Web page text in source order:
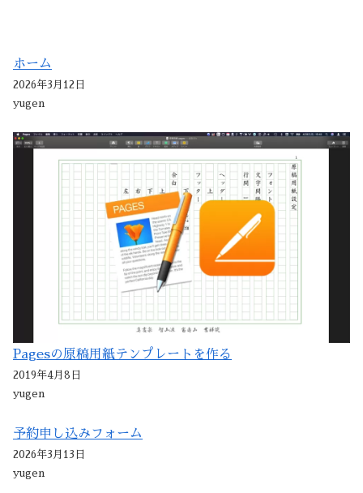
ホーム
2026年3月12日
yugen
Pagesの原稿用紙テンプレートを作る
2019年4月8日
yugen
予約申し込みフォーム
2026年3月13日
yugen